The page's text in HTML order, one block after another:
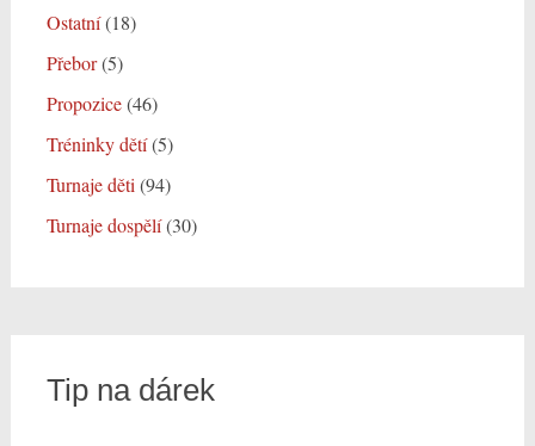
Ostatní(18)
Přebor(5)
Propozice(46)
Tréninky dětí(5)
Turnaje děti (94)
Turnaje dospělí(30)
Tip na dárek